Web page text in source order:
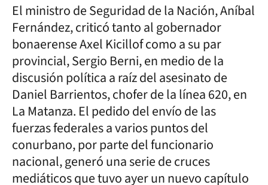
El ministro de Seguridad de la Nación, Aníbal
Fernández, criticó tanto al gobernador
bonaerense Axel Kicillof como a su par
provincial, Sergio Berni, en medio de la
discusión política a raíz del asesinato de
Daniel Barrientos, chofer de la línea 620, en
La Matanza. El pedido del envío de las
fuerzas federales a varios puntos del
conurbano, por parte del funcionario
nacional, generó una serie de cruces
mediáticos que tuvo ayer un nuevo capítulo